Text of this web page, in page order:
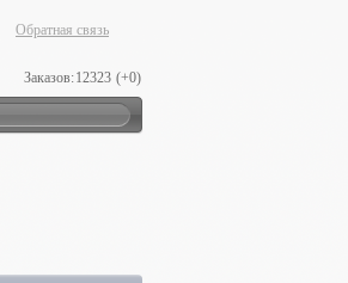
Обратная связь
Заказов:12323 (+0)